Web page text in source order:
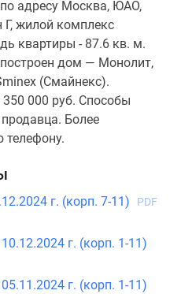
адресу Москва, ЮАО,
жилой комплекс
квартиры - 87.6 кв. м.
дом — Монолит,
(Смайнекс).
000 руб. Способы
Более
телефону.
г. (корп. 7-11)
PDF
г. (корп. 1-11)
г. (корп. 1-11)